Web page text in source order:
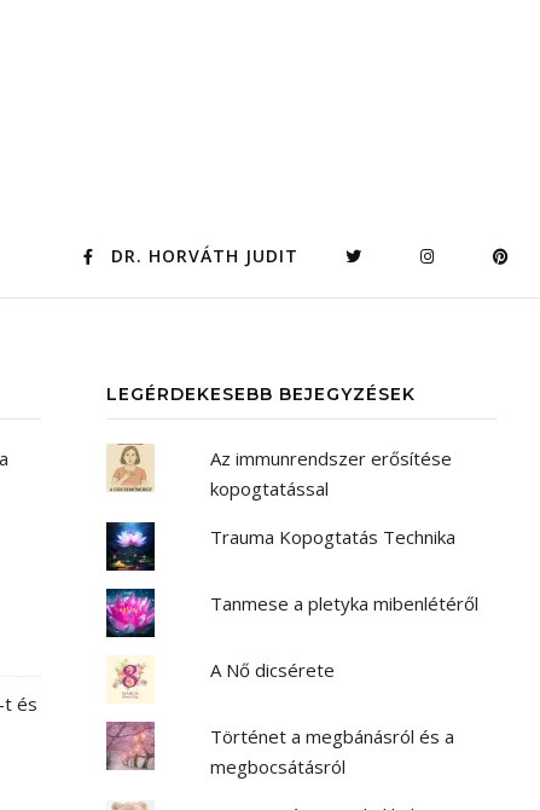
DR. HORVÁTH JUDIT
t és
LEGÉRDEKESEBB BEJEGYZÉSEK
Az immunrendszer erősítése
kopogtatással
Trauma Kopogtatás Technika
Tanmese a pletyka mibenlétéről
A Nő dicsérete
Történet a megbánásról és a
megbocsátásról